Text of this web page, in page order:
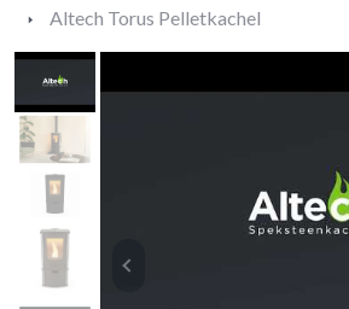
Altech Torus Pelletkachel